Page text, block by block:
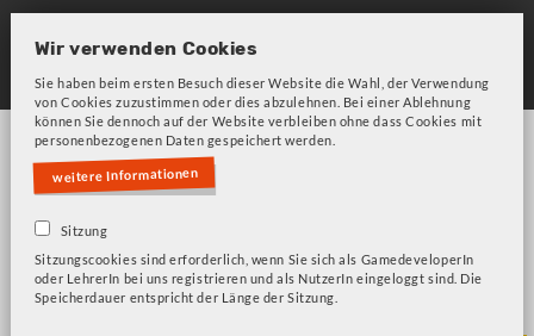
Skip
main
navigation
Fehlermeldung
Bitte beachten Sie unsere Frage zu Cookies!
Wir verwenden Cookies
Sie haben beim ersten Besuch dieser Website die Wahl, der Verwendung
von Cookies zuzustimmen oder dies abzulehnen. Bei einer Ablehnung
können Sie dennoch auf der Website verbleiben ohne dass Cookies mit
personenbezogenen Daten gespeichert werden.
weitere Informationen
Sitzung
Sitzungscookies sind erforderlich, wenn Sie sich als GamedeveloperIn
oder LehrerIn bei uns registrieren und als NutzerIn eingeloggt sind. Die
Speicherdauer entspricht der Länge der Sitzung.